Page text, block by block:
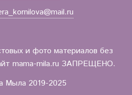
и фото материалов без
mama-mila.ru ЗАПРЕЩЕНО.
Мыла 2019-2025